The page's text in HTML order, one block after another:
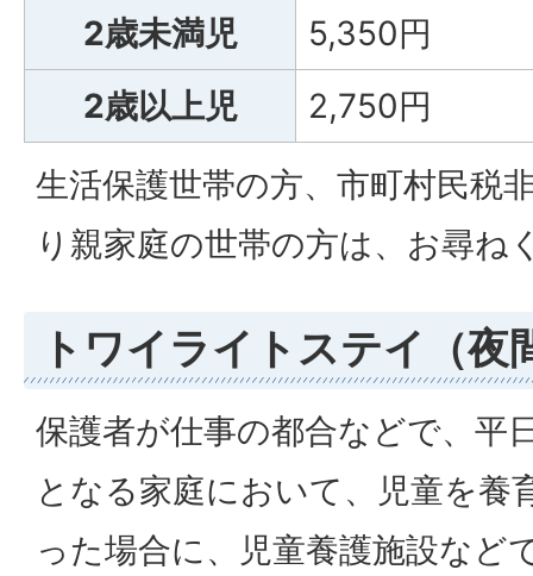
2歳未満児
5,350円
2歳以上児
2,750円
生活保護世帯の方、市町村民税
り親家庭の世帯の方は、お尋ね
トワイライトステイ（夜
保護者が仕事の都合などで、平
となる家庭において、児童を養
った場合に、児童養護施設など